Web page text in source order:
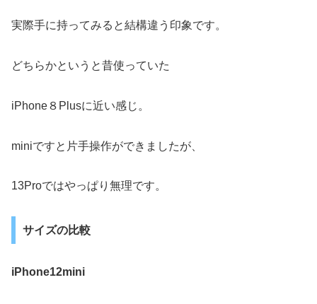
実際手に持ってみると結構違う印象です。
どちらかというと昔使っていた
iPhone８Plusに近い感じ。
miniですと片手操作ができましたが、
13Proではやっぱり無理です。
サイズの比較
iPhone12mini